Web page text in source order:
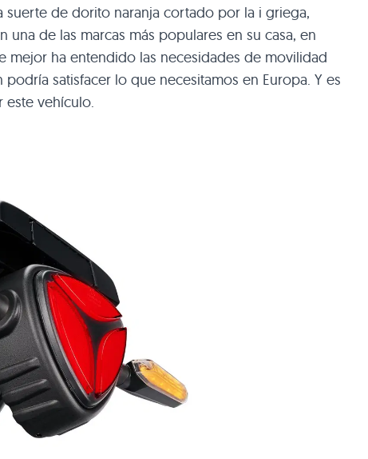
suerte de dorito naranja cortado por la i griega,
una de las marcas más populares en su casa, en
mejor ha entendido las necesidades de movilidad
satisfacer lo que necesitamos en Europa. Y es
vehículo.